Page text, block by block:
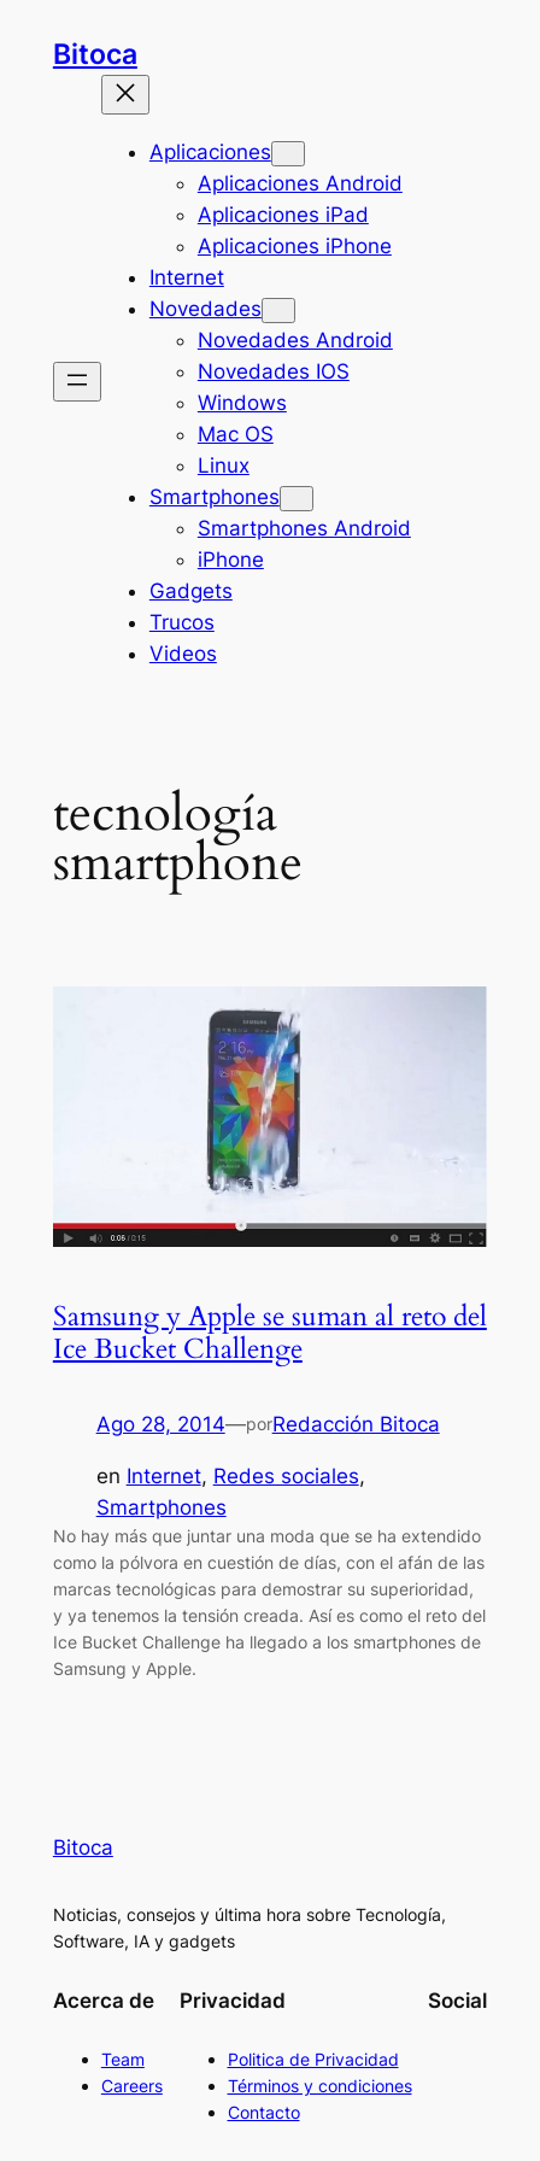
Bitoca
Aplicaciones
Aplicaciones Android
Aplicaciones iPad
Aplicaciones iPhone
Internet
Novedades
Novedades Android
Novedades IOS
Windows
Mac OS
Linux
Smartphones
Smartphones Android
iPhone
Gadgets
Trucos
Videos
tecnología
smartphone
Samsung y Apple se suman al reto del
Ice Bucket Challenge
Ago 28, 2014—porRedacción Bitoca
en Internet, Redes sociales
Smartphones
No hay más que juntar una moda que se ha extendido
como la pólvora en cuestión de días, con el afán de las
marcas tecnológicas para demostrar su superioridad,
y ya tenemos la tensión creada. Así es como el reto del
Ice Bucket Challenge ha llegado a los smartphones de
Samsung y Apple.
Bitoca
Noticias, consejos y última hora sobre Tecnología,
Software, IA y gadgets
Acerca de
Team
Careers
Privacidad
Politica de Privacidad
Términos y condiciones
Contacto
Social